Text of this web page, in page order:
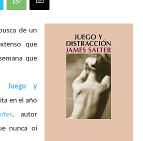
de un
que
que
Juego y
en el año
, autor
nunca oí